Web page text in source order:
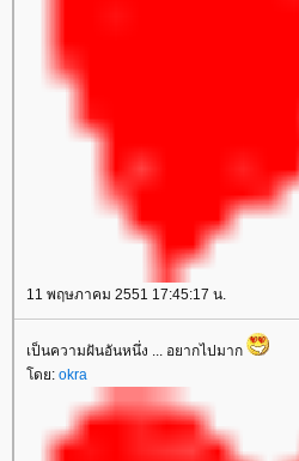
11 พฤษภาคม 2551 17:45:17 น.
เป็นความฝันอันหนึ่ง ... อยากไปมาก
ดย: okra